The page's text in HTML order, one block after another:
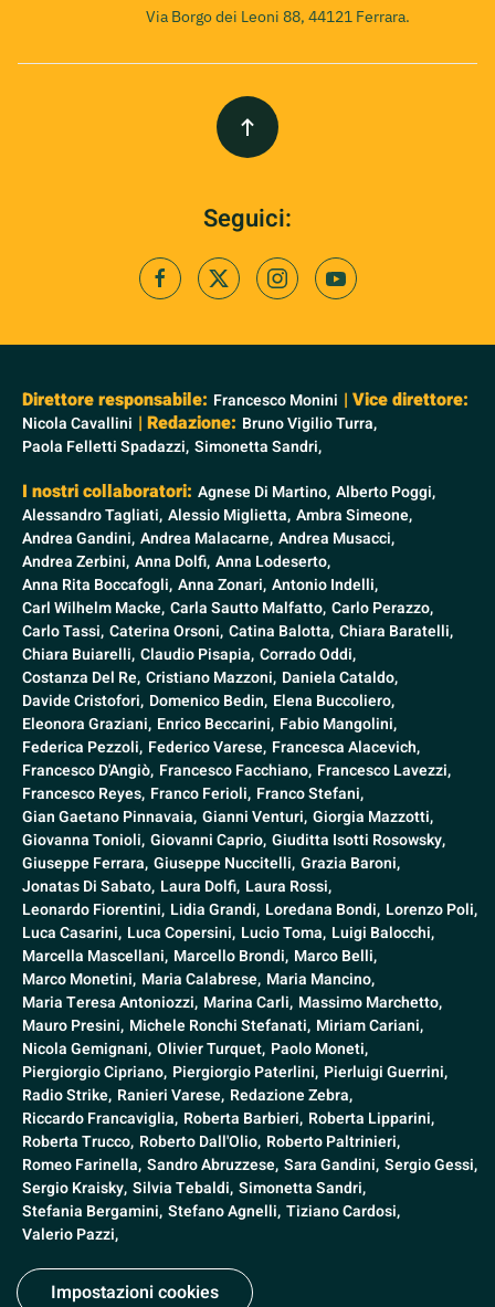
Via Borgo dei Leoni 88, 44121 Ferrara.
Seguici:
Direttore responsabile: Francesco Monini | Vice direttore:
Nicola Cavallini | Redazione: Bruno Vigilio Turra,
Paola Felletti Spadazzi, Simonetta Sandri,
I nostri collaboratori: Agnese Di Martino, Alberto Poggi,
Alessandro Tagliati, Alessio Miglietta, Ambra Simeone,
Andrea Gandini, Andrea Malacarne, Andrea Musacci,
Andrea Zerbini, Anna Dolfi, Anna Lodeserto,
Anna Rita Boccafogli, Anna Zonari, Antonio Indelli,
Carl Wilhelm Macke, Carla Sautto Malfatto, Carlo Perazzo,
Carlo Tassi, Caterina Orsoni, Catina Balotta, Chiara Baratelli,
Chiara Buiarelli, Claudio Pisapia, Corrado Oddi,
Costanza Del Re, Cristiano Mazzoni, Daniela Cataldo,
Davide Cristofori, Domenico Bedin, Elena Buccoliero,
Eleonora Graziani, Enrico Beccarini, Fabio Mangolini,
Federica Pezzoli, Federico Varese, Francesca Alacevich,
Francesco D'Angiò, Francesco Facchiano, Francesco Lavezzi,
Francesco Reyes, Franco Ferioli, Franco Stefani,
Gian Gaetano Pinnavaia, Gianni Venturi, Giorgia Mazzotti,
Giovanna Tonioli, Giovanni Caprio, Giuditta Isotti Rosowsky,
Giuseppe Ferrara, Giuseppe Nuccitelli, Grazia Baroni,
Jonatas Di Sabato, Laura Dolfi, Laura Rossi,
Leonardo Fiorentini, Lidia Grandi, Loredana Bondi, Lorenzo Poli,
Luca Casarini, Luca Copersini, Lucio Toma, Luigi Balocchi,
Marcella Mascellani, Marcello Brondi, Marco Belli,
Marco Monetini, Maria Calabrese, Maria Mancino,
Maria Teresa Antoniozzi, Marina Carli, Massimo Marchetto,
Mauro Presini, Michele Ronchi Stefanati, Miriam Cariani,
Nicola Gemignani, Olivier Turquet, Paolo Moneti,
Piergiorgio Cipriano, Piergiorgio Paterlini, Pierluigi Guerrini,
Radio Strike, Ranieri Varese, Redazione Zebra,
Riccardo Francaviglia, Roberta Barbieri, Roberta Lipparini,
Roberta Trucco, Roberto Dall'Olio, Roberto Paltrinieri,
Romeo Farinella, Sandro Abruzzese, Sara Gandini, Sergio Gessi,
Sergio Kraisky, Silvia Tebaldi, Simonetta Sandri,
Stefania Bergamini, Stefano Agnelli, Tiziano Cardosi,
Valerio Pazzi,
Impostazioni cookies